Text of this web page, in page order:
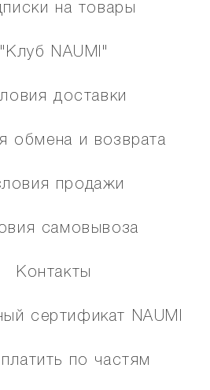
на товары
"Клуб NAUMI"
доставки
обмена и возврата
продажи
самовывоза
Контакты
сертификат NAUMI
по частям